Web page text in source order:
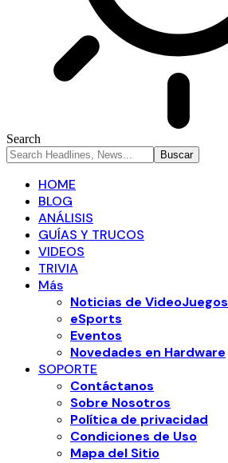
Search
HOME
BLOG
ANÁLISIS
GUÍAS Y TRUCOS
VIDEOS
TRIVIA
Más
Noticias de VideoJuegos
eSports
Eventos
Novedades en Hardware
SOPORTE
Contáctanos
Sobre Nosotros
Política de privacidad
Condiciones de Uso
Mapa del Sitio